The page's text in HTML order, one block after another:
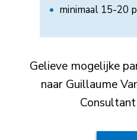
​minimaal 15-20
Gelieve mogelijke
naar Guillaume